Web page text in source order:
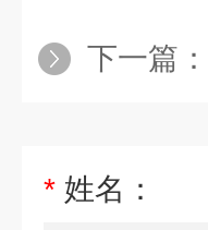
下一篇：
* 姓名：